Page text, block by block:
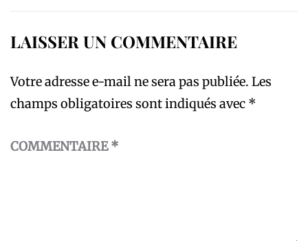
LAISSER UN COMMENTAIRE
Votre adresse e-mail ne sera pas publiée. Les
champs obligatoires sont indiqués avec *
COMMENTAIRE*